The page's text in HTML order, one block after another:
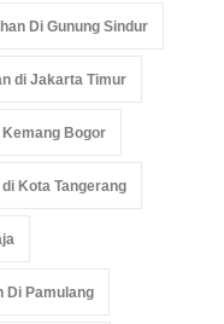
Di Gunung Sindur
di Jakarta Timur
Kemang Bogor
Kota Tangerang
Di Pamulang